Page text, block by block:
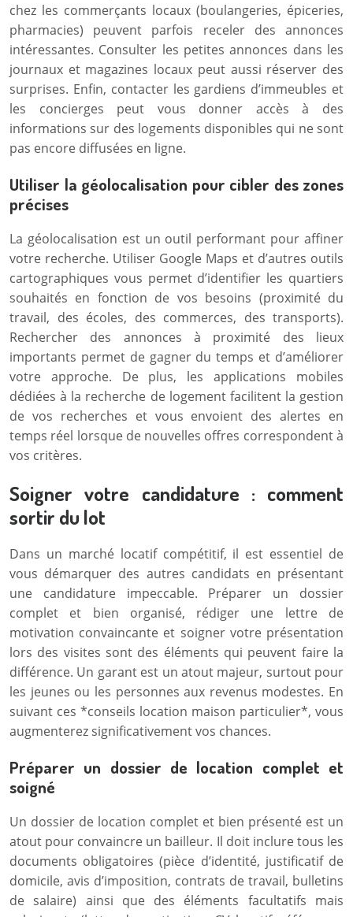
chez les commerçants locaux (boulangeries, épiceries,
pharmacies) peuvent parfois receler des annonces
intéressantes. Consulter les petites annonces dans les
journaux et magazines locaux peut aussi réserver des
surprises. Enfin, contacter les gardiens d’immeubles et
les concierges peut vous donner accès à des
informations sur des logements disponibles qui ne sont
pas encore diffusées en ligne.
Utiliser la géolocalisation pour cibler des zones
précises
La géolocalisation est un outil performant pour affiner
votre recherche. Utiliser Google Maps et d’autres outils
cartographiques vous permet d’identifier les quartiers
souhaités en fonction de vos besoins (proximité du
travail, des écoles, des commerces, des transports).
Rechercher des annonces à proximité des lieux
importants permet de gagner du temps et d’améliorer
votre approche. De plus, les applications mobiles
dédiées à la recherche de logement facilitent la gestion
de vos recherches et vous envoient des alertes en
temps réel lorsque de nouvelles offres correspondent à
vos critères.
Soigner votre candidature : comment
sortir du lot
Dans un marché locatif compétitif, il est essentiel de
vous démarquer des autres candidats en présentant
une candidature impeccable. Préparer un dossier
complet et bien organisé, rédiger une lettre de
motivation convaincante et soigner votre présentation
lors des visites sont des éléments qui peuvent faire la
différence. Un garant est un atout majeur, surtout pour
les jeunes ou les personnes aux revenus modestes. En
suivant ces *conseils location maison particulier*, vous
augmenterez significativement vos chances.
Préparer un dossier de location complet et
soigné
Un dossier de location complet et bien présenté est un
atout pour convaincre un bailleur. Il doit inclure tous les
documents obligatoires (pièce d’identité, justificatif de
domicile, avis d’imposition, contrats de travail, bulletins
de salaire) ainsi que des éléments facultatifs mais